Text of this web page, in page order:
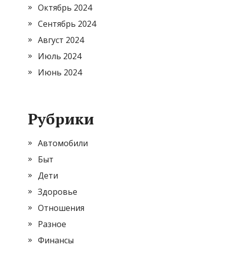
Октябрь 2024
Сентябрь 2024
Август 2024
Июль 2024
Июнь 2024
Рубрики
Автомобили
Быт
Дети
Здоровье
Отношения
Разное
Финансы